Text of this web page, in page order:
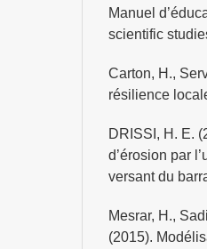
Manuel
scientific
Carton, H.,
résilience
DRISSI, H. E.
d’érosion par
versant du
Mesrar, H.,
(2015).